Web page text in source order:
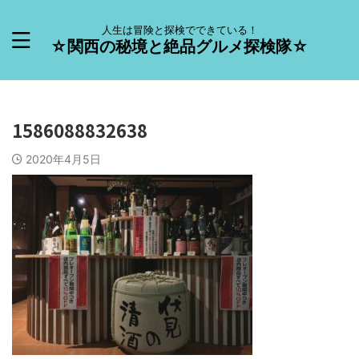
人生は冒険と探検でできている！
☆関西の秘境と絶品グルメ探検隊☆
1586088832638
2020年4月5日